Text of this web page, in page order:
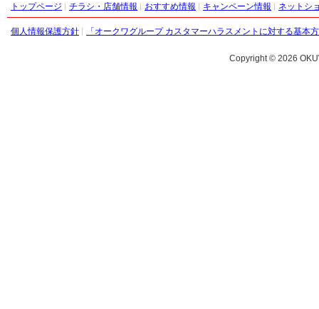
トップページ チラシ・店舗情報 おすすめ情報 キャンペーン情報 ネットシ
個人情報保護方針 「オークワグループ カスタマーハラスメントに対する基本
Copyright © 2026